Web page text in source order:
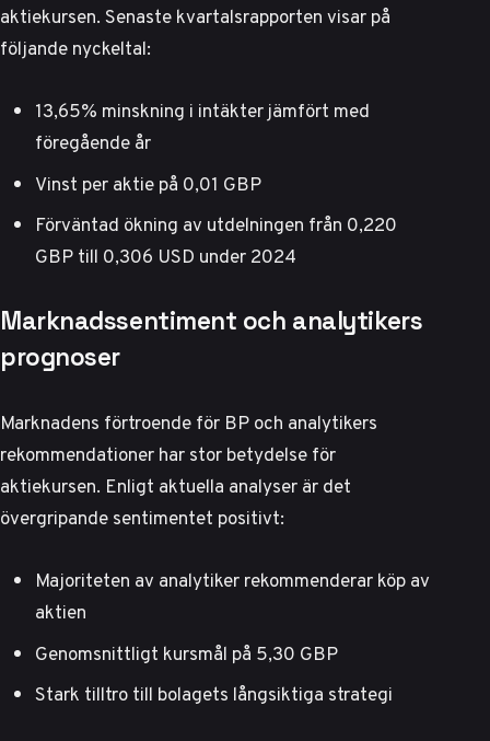
aktiekursen.Senaste kvartalsrapportenvisar på
följande nyckeltal:
13,65% minskning i intäkter jämfört med
föregående år
Vinst per aktie på 0,01 GBP
Förväntad ökning av utdelningen från 0,220
GBP till 0,306 USD under 2024
Marknadssentiment och analytikers
prognoser
Marknadens förtroende för BP och analytikers
rekommendationer har stor betydelse för
aktiekursen. Enligt aktuella analyserär det
övergripande sentimentet positivt:
Majoriteten av analytiker rekommenderar köp av
aktien
Genomsnittligt kursmål på 5,30 GBP
Stark tilltro till bolagets långsiktiga strategi